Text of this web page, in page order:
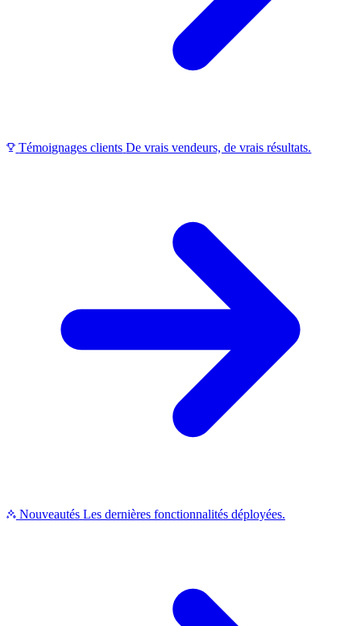
Témoignages clients De vrais vendeurs, de vrais résultats.
Nouveautés Les dernières fonctionnalités déployées.